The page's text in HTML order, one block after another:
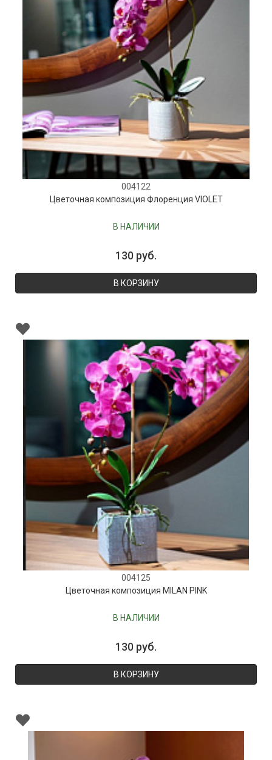
004122
Цветочная композиция Флоренция VIOLET
В НАЛИЧИИ
130 руб.
В КОРЗИНУ
004125
Цветочная композиция MILAN PINK
В НАЛИЧИИ
130 руб.
В КОРЗИНУ